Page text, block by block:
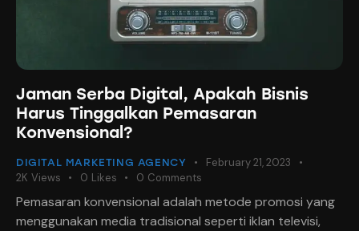
Jaman Serba Digital, Apakah Bisnis
Harus Tinggalkan Pemasaran
Konvensional?
DIGITAL MARKETING AGENCY
February 21, 2023
2K Views 0 Likes 0 Comments
Pemasaran konvensional adalah metode promosi yang
menggunakan media tradisional seperti iklan televisi,